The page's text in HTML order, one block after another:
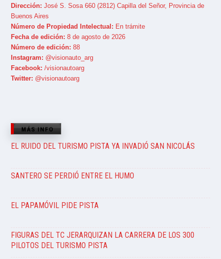
Dirección: José S. Sosa 660 (2812) Capilla del Señor, Provincia de
Buenos Aires
Número de Propiedad Intelectual: En trámite
Fecha de edición: 8 de agosto de 2026
Número de edición: 88
Instagram: @visionauto_arg
Facebook: /visionautoarg
Twitter: @visionautoarg
MÁS INFO
EL RUIDO DEL TURISMO PISTA YA INVADIÓ SAN NICOLÁS
SANTERO SE PERDIÓ ENTRE EL HUMO
EL PAPAMÓVIL PIDE PISTA
FIGURAS DEL TC JERARQUIZAN LA CARRERA DE LOS 300
PILOTOS DEL TURISMO PISTA